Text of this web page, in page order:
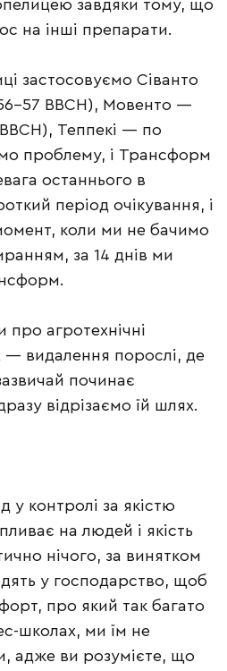
завдяки тому, що
на інші препарати.
застосовуємо Сіванто
57 ВВСН), Мовенто —
ВВСН), Теппекі — по
проблему, і Трансформ
останнього в
період очікування, і
коли ми не бачимо
за 14 днів ми
про агротехнічні
— видалення порослі, де
починає
відрізаємо їй шлях.
у контролі за якістю
на людей і якість
нічого, за винятком
у господарство, щоб
про який так багато
школах, ми їм не
адже ви розумієте, що